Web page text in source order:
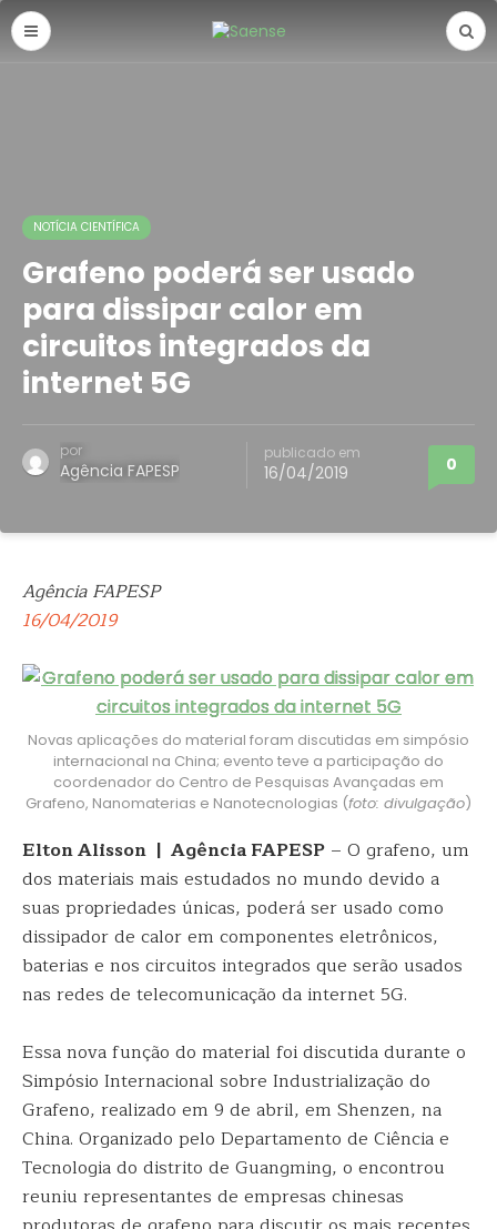
NOTÍCIA CIENTÍFICA
Grafeno poderá ser usado
para dissipar calor em
circuitos integrados da
internet 5G
por
Agência FAPESP
publicado em
16/04/2019 0
Agência FAPESP
16/04/2019
Novas aplicações do material foram discutidas em simpósio
internacional na China; evento teve a participação do
coordenador do Centro de Pesquisas Avançadas em
Grafeno, Nanomaterias e Nanotecnologias (foto: divulgação)
Elton Alisson | Agência FAPESP – O grafeno, um
dos materiais mais estudados no mundo devido a
suas propriedades únicas, poderá ser usado como
dissipador de calor em componentes eletrônicos,
baterias e nos circuitos integrados que serão usados
nas redes de telecomunicação da internet 5G.
Essa nova função do material foi discutida durante o
Simpósio Internacional sobre Industrialização do
Grafeno, realizado em 9 de abril, em Shenzen, na
China. Organizado pelo Departamento de Ciência e
Tecnologia do distrito de Guangming, o encontrou
reuniu representantes de empresas chinesas